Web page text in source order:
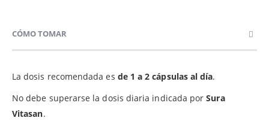
CÓMO TOMAR
La dosis recomendada es de 1 a 2 cápsulas al día.
No debe superarse la dosis diaria indicada porSura
Vitasan.